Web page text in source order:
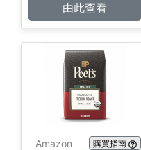
由此查看
Amazon 購買指南